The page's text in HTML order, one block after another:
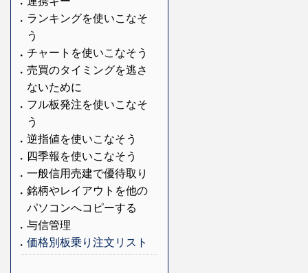
ランキングを使いこなそ
う
チャートを使いこなそう
売買のタイミングを逃さ
ないために
フル板発注を使いこなそ
う
逆指値を使いこなそう
四季報を使いこなそう
一般信用売建で優待取り
銘柄やレイアウトを他の
パソコンへコピーする
与信管理
価格別板乗り注文リスト